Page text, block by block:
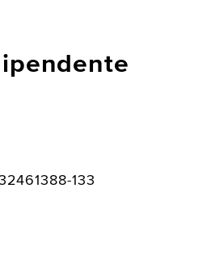
133